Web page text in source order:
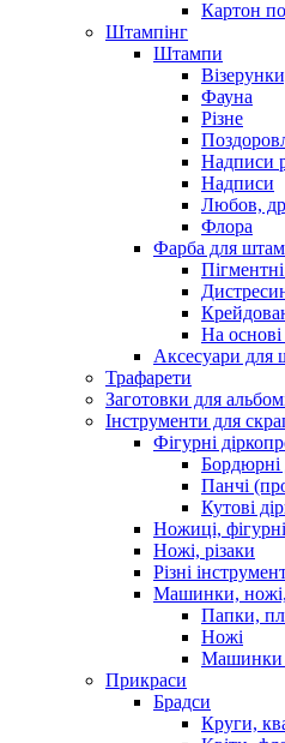
Картон
Штампінг
Штампи
Фауна
Різне
Надписи
Надписи
Любов,
Флора
Фарба для
На
Аксесуари для
Трафарети
Заготовки для
Інструменти для
Фігурні
Бордюрні
Панчі
Кутові
Ножиці,
Ножі, різаки
Різні
Машинки,
Папки,
Ножі
Машинки
Прикраси
Брадси
Круги,